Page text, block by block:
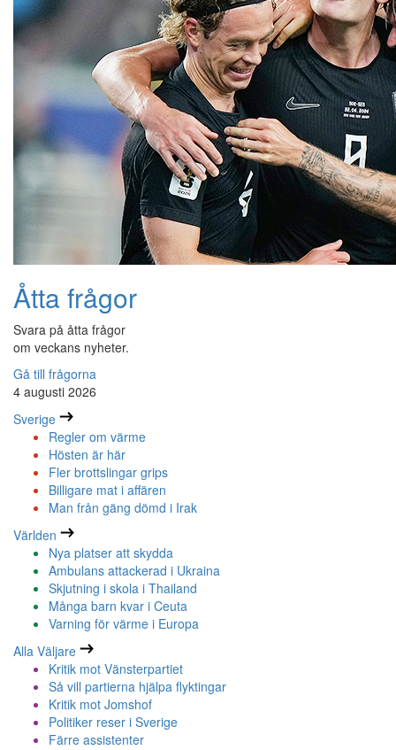
Åtta frågor
Svara på åtta frågor
om veckans nyheter.
Gå till frågorna
4 augusti 2026
Sverige
Regler om värme
Hösten är här
Fler brottslingar grips
Billigare mat i affären
Man från gäng dömd i Irak
Världen
Nya platser att skydda
Ambulans attackerad i Ukraina
Skjutning i skola i Thailand
Många barn kvar i Ceuta
Varning för värme i Europa
Alla Väljare
Kritik mot Vänsterpartiet
Så vill partierna hjälpa flyktingar
Kritik mot Jomshof
Politiker reser i Sverige
Färre assistenter